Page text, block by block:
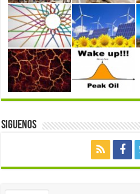
Siguenos